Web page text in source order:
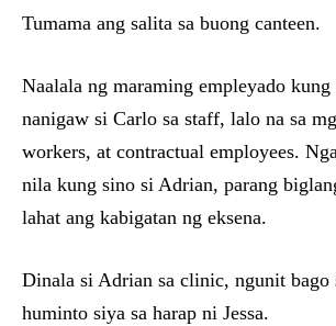
Tumama ang salita sa buong canteen.
Naalala ng maraming empleyado kung
nanigaw si Carlo sa staff, lalo na sa
workers, at contractual employees.
nila kung sino si Adrian, parang
lahat ang kabigatan ng eksena.
Dinala si Adrian sa clinic, ngunit bago
huminto siya sa harap ni Jessa.